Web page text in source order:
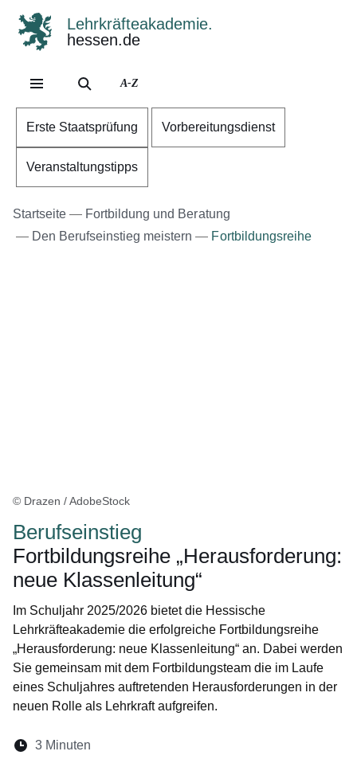
Lehrkräfteakademie.
hessen.de
A-Z
Erste Staatsprüfung Vorbereitungsdienst
Veranstaltungstipps
Startseite
Fortbildung und Beratung
Den Berufseinstieg meistern
Fortbildungsreihe
© Drazen / AdobeStock
Berufseinstieg
Fortbildungsreihe „Herausforderung:
neue Klassenleitung“
Im Schuljahr 2025/2026 bietet die Hessische
Lehrkräfteakademie die erfolgreiche Fortbildungsreihe
„Herausforderung: neue Klassenleitung“ an. Dabei werden
Sie gemeinsam mit dem Fortbildungsteam die im Laufe
eines Schuljahres auftretenden Herausforderungen in der
neuen Rolle als Lehrkraft aufgreifen.
Lesedauer:
3 Minuten